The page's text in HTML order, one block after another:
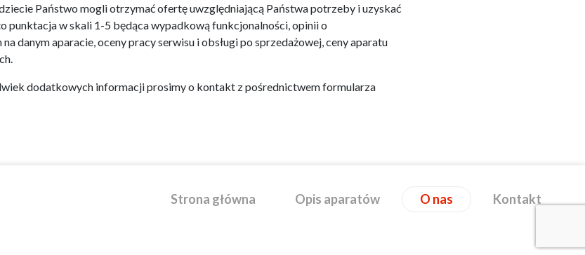
Państwo mogli otrzymać ofertę uwzględniającą Państwa potrzeby i uzyskać
punktacja w skali 1-5 będąca wypadkową funkcjonalności, opinii o
danym aparacie, oceny pracy serwisu i obsługi po sprzedażowej, ceny aparatu
dodatkowych informacji prosimy o kontakt z pośrednictwem formularza
Strona główna Opis aparatów O nas Kontakt